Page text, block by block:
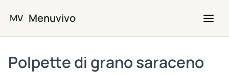
MV Menuvivo
Polpette di grano saraceno